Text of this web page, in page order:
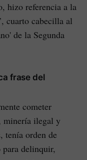
hizo referencia a la
cuarto cabecilla al
de la Segunda
frase del
cometer
minería ilegal y
tenía orden de
delinquir,